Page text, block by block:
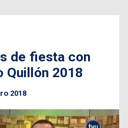
de fiesta con
Quillón 2018
2018